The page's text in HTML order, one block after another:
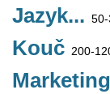
Jazyk...
Kouč 200-